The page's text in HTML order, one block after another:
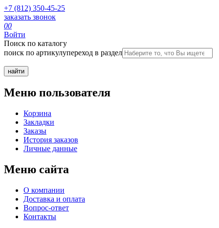
+7 (812) 350-45-25
заказать звонок
00
Войти
Поиск по каталогу
поиск по артикулупереход в раздел
Меню пользователя
Корзина
Закладки
Заказы
История заказов
Личные данные
Меню сайта
О компании
Доставка и оплата
Вопрос-ответ
Контакты